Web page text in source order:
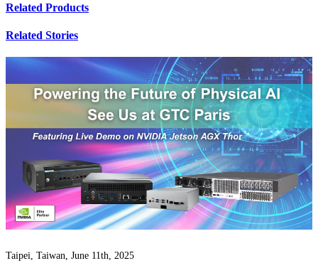
Related Products
Related Stories
Taipei, Taiwan, June 11th, 2025